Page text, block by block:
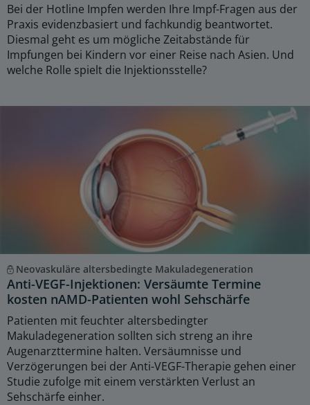
Bei der Hotline Impfen werden Ihre Impf-Fragen aus der
Praxis evidenzbasiert und fachkundig beantwortet.
Diesmal geht es um mögliche Zeitabstände für
Impfungen bei Kindern vor einer Reise nach Asien. Und
welche Rolle spielt die Injektionsstelle?
Neovaskuläre altersbedingte Makuladegeneration
Anti-VEGF-Injektionen: Versäumte Termine
kosten nAMD-Patienten wohl Sehschärfe
Patienten mit feuchter altersbedingter
Makuladegeneration sollten sich streng an ihre
Augenarzttermine halten. Versäumnisse und
Verzögerungen bei der Anti-VEGF-Therapie gehen einer
Studie zufolge mit einem verstärkten Verlust an
Sehschärfe einher.